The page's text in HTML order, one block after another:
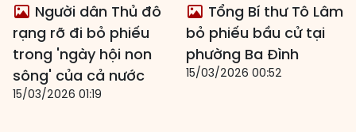
Người dân Thủ đô
rạng rỡ đi bỏ phiếu
trong 'ngày hội non
sông' của cả nước
15/03/2026 01:19
Tổng Bí thư Tô Lâm
bỏ phiếu bầu cử tại
phường Ba Đình
15/03/2026 00:52